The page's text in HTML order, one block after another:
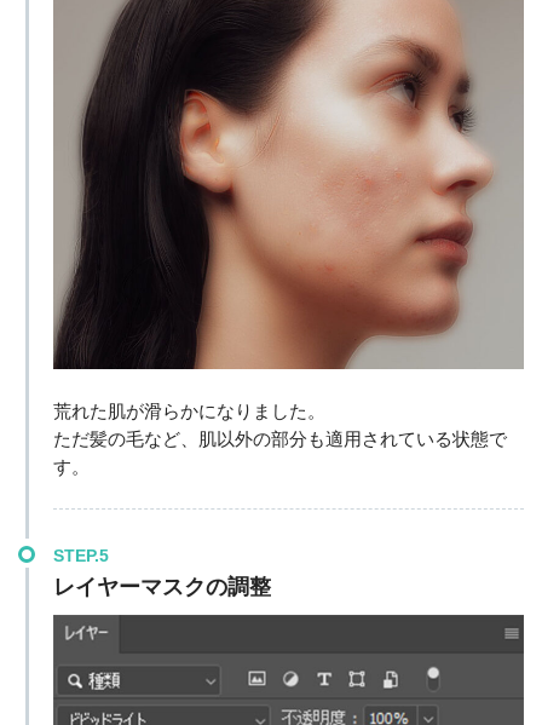
荒れた肌が滑らかになりました。
ただ髪の毛など、肌以外の部分も適用されている状態で
す。
STEP.5
レイヤーマスクの調整